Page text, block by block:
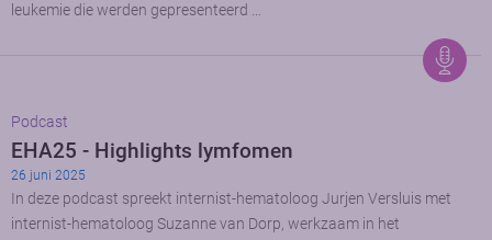
leukemie die werden gepresenteerd …
Podcast
EHA25 - Highlights lymfomen
26 juni 2025
In deze podcast spreekt internist-hematoloog Jurjen Versluis met
internist-hematoloog Suzanne van Dorp, werkzaam in het